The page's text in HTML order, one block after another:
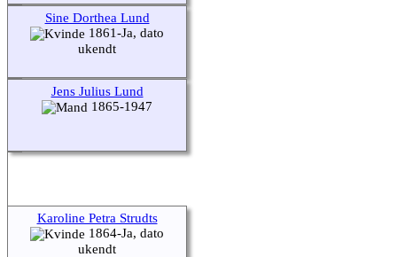
Sine Dorthea Lund
1861-Ja, dato
ukendt
Jens Julius Lund
1865-1947
Karoline Petra Strudts
1864-Ja, dato
ukendt